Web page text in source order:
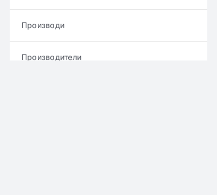
Производи
Производители